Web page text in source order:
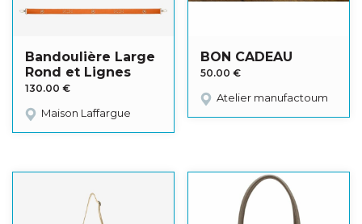
Bandoulière Large
Rond et Lignes
130.00 €
Maison Laffargue
BON CADEAU
50.00€
Atelier manufactoum